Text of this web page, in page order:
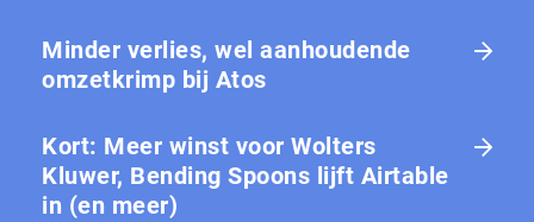
Minder verlies, wel aanhoudende
omzetkrimp bij Atos
Kort: Meer winst voor Wolters
Kluwer, Bending Spoons lijft Airtable
in (en meer)